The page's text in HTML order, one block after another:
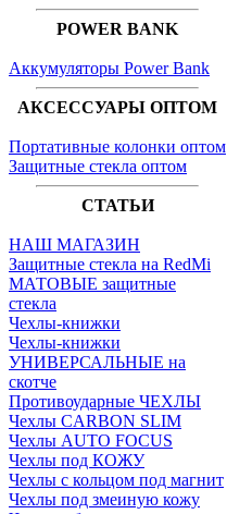
POWER BANK
Аккумуляторы Power Bank
АКСЕССУАРЫ ОПТОМ
Портативные колонки оптом
Защитные стекла оптом
СТАТЬИ
НАШ МАГАЗИН
Защитные стекла на RedMi
МАТОВЫЕ защитные
стекла
Чехлы-книжки
Чехлы-книжки
УНИВЕРСАЛЬНЫЕ на
скотче
Противоударные ЧЕХЛЫ
Чехлы CARBON SLIM
Чехлы AUTO FOCUS
Чехлы под КОЖУ
Чехлы с кольцом под магнит
Чехлы под змеиную кожу